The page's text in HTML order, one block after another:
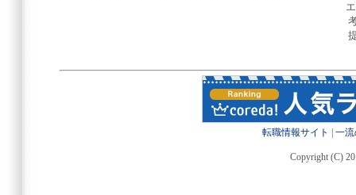
転職情報サイト 一
Copyright (C)